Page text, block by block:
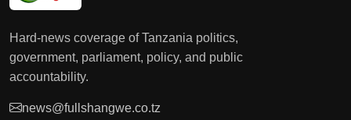
Hard-news coverage of Tanzania politics,
government, parliament, policy, and public
accountability.
news@fullshangwe.co.tz